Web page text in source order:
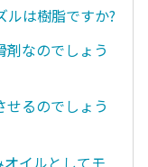
ルは樹脂ですか?
なのでしょう
るのでしょう